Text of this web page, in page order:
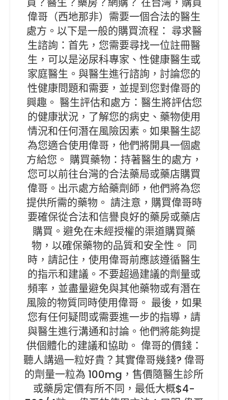
偉哥（西地那非）需要一個合法的醫生
處方。以下是一般的購買流程： 尋求醫
生諮詢：首先，您需要尋找一位註冊醫
生，可以是泌尿科專家、性健康醫生或
家庭醫生。與醫生進行諮詢，討論您的
性健康問題和需要，並提到您對偉哥的
興趣。 醫生評估和處方：醫生將評估您
的健康狀況，了解您的病史、藥物使用
情況和任何潛在風險因素。如果醫生認
為您適合使用偉哥，他們將開具一個處
方給您。 購買藥物：持著醫生的處方，
您可以前往台灣的合法藥局或藥店購買
偉哥。出示處方給藥劑師，他們將為您
提供所需的藥物。 請注意，購買偉哥時
要確保從合法和信譽良好的藥房或藥店
購買。避免在未經授權的渠道購買藥
物，以確保藥物的品質和安全性。 同
時，請記住，使用偉哥前應該遵循醫生
的指示和建議。不要超過建議的劑量或
頻率，並盡量避免與其他藥物或有潛在
風險的物質同時使用偉哥。 最後，如果
您有任何疑問或需要進一步的指導，請
與醫生進行溝通和討論。他們將能夠提
供個體化的建議和協助。 偉哥的價錢：
聽人講過一粒好貴？其實偉哥幾錢? 偉哥
的劑量一粒為 100mg，售價隨醫生診所
或藥房定價有所不同，最低大概$4-